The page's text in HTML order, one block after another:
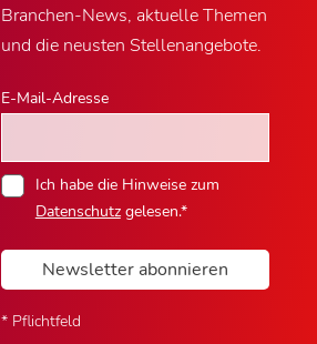
Branchen-News, aktuelle Themen
und die neusten Stellenangebote.
E-Mail-Adresse
Ich habe die Hinweise zum
Datenschutzgelesen.*
Newsletter abonnieren
* Pflichtfeld